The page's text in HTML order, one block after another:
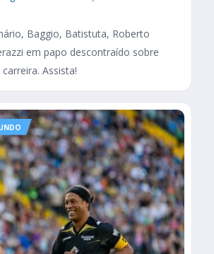
Baggio, Batistuta, Roberto
em papo descontraído sobre
Assista!